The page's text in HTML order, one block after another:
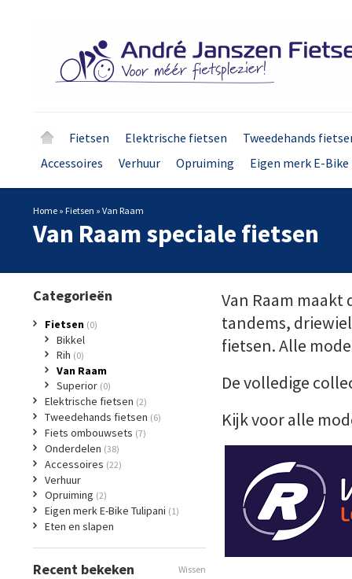
Fietsen Elektrische fietsen
Tweedehands
Accessoires
Verhuur Opruiming Eigen merk E-
Home » Fietsen » Van Raam
Van Raam speciale fietsen
Van Raam
tandems,
fietsen. Alle
De volledige
Kijk voor alle
Categorieën
Fietsen (0)
Bikkel
Rih (0)
Van Raam
Superior (0)
Elektrische fietsen (2)
Tweedehands fietsen (6)
Fiets ombouwsets (7)
Onderdelen (38)
Accessoires (22)
Verhuur
Opruiming (2)
Eigen merk E-Bike Tulipani (1)
Eten en slapen
Recent bekeken Wissen